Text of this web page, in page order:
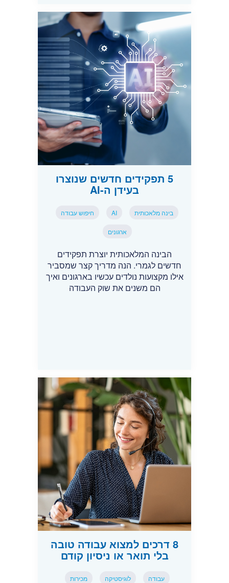
5 תפקידים חדשים שנוצרו
בעידן ה-AI
בינה מלאכותית AI חיפוש עבודה
ארגונים
הבינה המלאכותית יוצרת תפקידים
חדשים לגמרי. הנה מדריך קצר שמסביר
אילו מקצועות נולדים עכשיו בארגונים ואיך
הם משנים את שוק העבודה
8 דרכים למצוא עבודה טובה
בלי תואר או ניסיון קודם
עבודה לוגיסטיקה מכירות